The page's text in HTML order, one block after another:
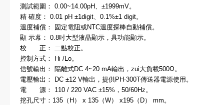
測試範圍： 0.00~14.00pH、 ±1999mV。
精 確度： 0.01 pH ±1digit、 0.1%±1 digit。
溫度補償：
固定電阻或NTC溫度探棒自動補償。
顯 示幕： 0.8吋大型液晶顯示，具功能顯示。
校 正： 二點校正。
控制方式：
Hi /Lo。
信號輸出：
隔離式DC 4~20 mA輸出，zui大負載500Ω。
電壓輸出：
DC ±12 V輸出，提供PH-300T傳送器電源使用。
電 源：
110 / 220 VAC ±15% ， 50/60Hz。
挖孔尺寸： 135（H） x 135（W） x195（D） mm。